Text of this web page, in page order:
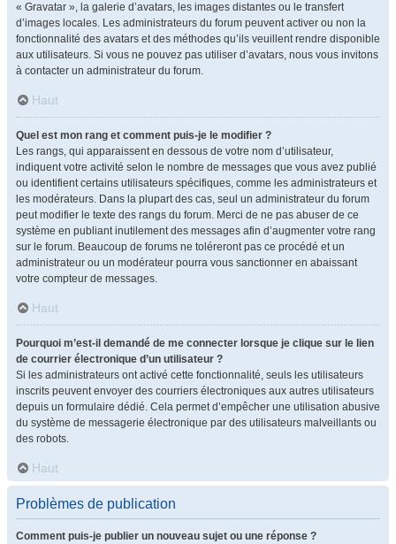
« Gravatar », la galerie d’avatars, les images distantes ou le transfert
d’images locales. Les administrateurs du forum peuvent activer ou non la
fonctionnalité des avatars et des méthodes qu’ils veuillent rendre disponible
aux utilisateurs. Si vous ne pouvez pas utiliser d’avatars, nous vous invitons
à contacter un administrateur du forum.
Haut
Quel est mon rang et comment puis-je le modifier ?
Les rangs, qui apparaissent en dessous de votre nom d’utilisateur,
indiquent votre activité selon le nombre de messages que vous avez publié
ou identifient certains utilisateurs spécifiques, comme les administrateurs et
les modérateurs. Dans la plupart des cas, seul un administrateur du forum
peut modifier le texte des rangs du forum. Merci de ne pas abuser de ce
système en publiant inutilement des messages afin d’augmenter votre rang
sur le forum. Beaucoup de forums ne toléreront pas ce procédé et un
administrateur ou un modérateur pourra vous sanctionner en abaissant
votre compteur de messages.
Haut
Pourquoi m’est-il demandé de me connecter lorsque je clique sur le lien
de courrier électronique d’un utilisateur ?
Si les administrateurs ont activé cette fonctionnalité, seuls les utilisateurs
inscrits peuvent envoyer des courriers électroniques aux autres utilisateurs
depuis un formulaire dédié. Cela permet d’empêcher une utilisation abusive
du système de messagerie électronique par des utilisateurs malveillants ou
des robots.
Haut
Problèmes de publication
Comment puis-je publier un nouveau sujet ou une réponse ?